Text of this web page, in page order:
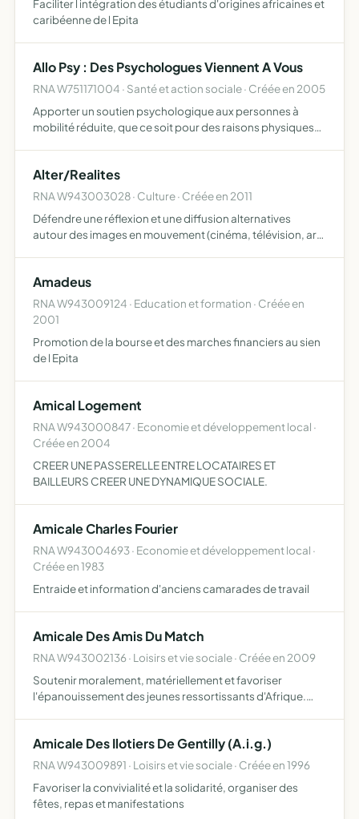
Faciliter l intégration des étudiants d'origines africaines et
caribéenne de l Epita
Allo Psy : Des Psychologues Viennent A Vous
RNA W751171004 · Santé et action sociale · Créée en 2005
Apporter un soutien psychologique aux personnes à
mobilité réduite, que ce soit pour des raisons physiques
Alter/Realites
RNA W943003028 · Culture · Créée en 2011
Défendre une réflexion et une diffusion alternatives
autour des images en mouvement (cinéma, télévision, art
Amadeus
RNA W943009124 · Education et formation · Créée en
2001
Promotion de la bourse et des marches financiers au sien
de l Epita
Amical Logement
RNA W943000847 · Economie et développement local ·
Créée en 2004
CREER UNE PASSERELLE ENTRE LOCATAIRES ET
BAILLEURS CREER UNE DYNAMIQUE SOCIALE.
Amicale Charles Fourier
RNA W943004693 · Economie et développement local ·
Créée en 1983
Entraide et information d'anciens camarades de travail
Amicale Des Amis Du Match
RNA W943002136 · Loisirs et vie sociale · Créée en 2009
Soutenir moralement, matériellement et favoriser
l'épanouissement des jeunes ressortissants d'Afrique.
…
Amicale Des Ilotiers De Gentilly (A.i.g.)
RNA W943009891 · Loisirs et vie sociale · Créée en 1996
Favoriser la convivialité et la solidarité, organiser des
fêtes, repas et manifestations